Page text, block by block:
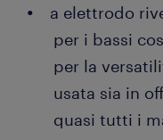
a elettrodo
per i bassi
per la
usata sia in
quasi tutti i